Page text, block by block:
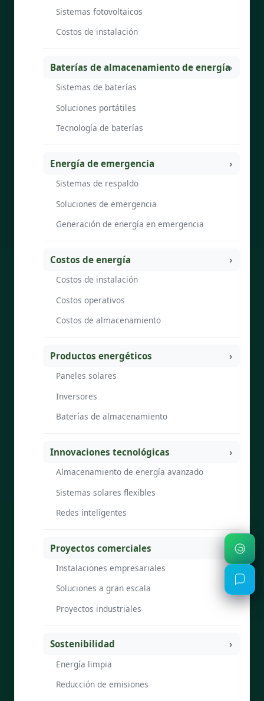
Sistemas fotovoltaicos
Costos de instalación
Baterías de almacenamiento de energía
Sistemas de baterías
Soluciones portátiles
Tecnología de baterías
Energía de emergencia
Sistemas de respaldo
Soluciones de emergencia
Generación de energía en emergencia
Costos de energía
Costos de instalación
Costos operativos
Costos de almacenamiento
Productos energéticos
Paneles solares
Inversores
Baterías de almacenamiento
Innovaciones tecnológicas
Almacenamiento de energía avanzado
Sistemas solares flexibles
Redes inteligentes
Proyectos comerciales
Instalaciones empresariales
Soluciones a gran escala
Proyectos industriales
Sostenibilidad
Energía limpia
Reducción de emisiones